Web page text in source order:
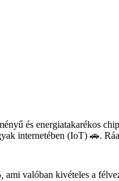
és energiatakarékos
internetében (IoT) 🚗.
ami valóban kivételes a